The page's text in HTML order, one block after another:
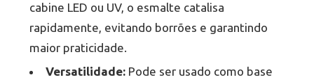
cabine LED ou UV, o esmalte catalisa
rapidamente, evitando borrões e garantindo
maior praticidade.
Versatilidade: Pode ser usado como base